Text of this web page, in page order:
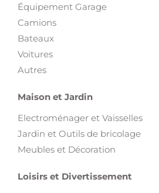
Équipement Garage
Camions
Bateaux
Voitures
Autres
Maison et Jardin
Electroménager et Vaisselles
Jardin et Outils de bricolage
Meubles et Décoration
Loisirs et Divertissement